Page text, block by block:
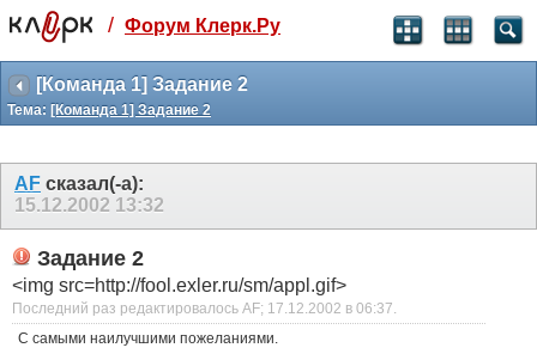
Святые угодники, Клерк без рекламы
прекрасен:)
месяц
3 месяца
259 ₽
-10%
499 ₽
-15%
Отмена Оплатить
/ Форум Клерк.Ру
[Команда 1] Задание 2
Тема: [Команда 1] Задание 2
AF сказал(-а):
15.12.2002 13:32
Задание 2
<img src=http://fool.exler.ru/sm/appl.gif>
Последний раз редактировалось AF; 17.12.2002 в 06:37.
С самыми наилучшими пожеланиями.